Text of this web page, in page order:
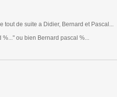
tout de suite a Didier, Bernard et Pascal...
ou bien Bernard pascal %...